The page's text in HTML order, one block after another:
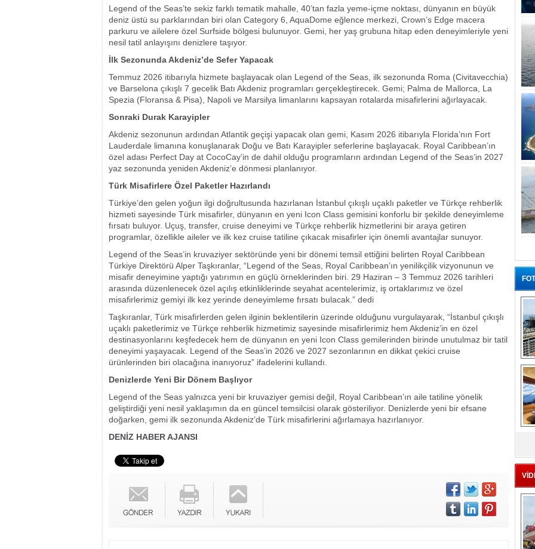
Legend of the Seas’te sekiz farklı tematik mahalle, 40’tan fazla yeme-içme noktası, dünyanın en büyük
deniz üstü su parklarından biri olan Category 6, AquaDome eğlence merkezi, Crown’s Edge macera
parkuru ve ailelere özel Surfside bölgesi bulunuyor. Gemi, her yaş grubuna hitap eden deneyimleriyle yeni
nesil tatil anlayışını denizlere taşıyor.
İlk Sezonunda Akdeniz’de Sefer Yapacak
Temmuz 2026 itibarıyla hizmete başlayacak olan Legend of the Seas, ilk sezonunda Roma (Civitavecchia)
ve Barselona çıkışlı 7 gecelik Batı Akdeniz programları gerçekleştirecek. Gemi; Palma de Mallorca, La
Spezia (Floransa & Pisa), Napoli ve Marsilya limanlarını kapsayan rotalarda misafirlerini ağırlayacak.
Sonraki Durak Karayipler
Akdeniz sezonunun ardından Atlantik geçişi yapacak olan gemi, Kasım 2026 itibarıyla Florida’nın Fort
Lauderdale limanına konuşlanarak Doğu ve Batı Karayipler seferlerine başlayacak. Royal Caribbean’ın
özel adası Perfect Day at CocoCay’in de dahil olduğu programların ardından Legend of the Seas’in 2027
yaz sezonunda yeniden Akdeniz’e dönmesi planlanıyor.
Türk Misafirlere Özel Paketler Hazırlandı
Türkiye’den gelen yoğun ilgi doğrultusunda hazırlanan İstanbul çıkışlı uçaklı paketler ve Türkçe rehberlik
hizmeti sayesinde Türk misafirler, dünyanın en yeni Icon Class gemisini konforlu bir şekilde deneyimleme
fırsatı buluyor. Uçuş, transfer, cruise deneyimi ve Türkçe rehberlik hizmetlerini bir araya getiren
programlar, özellikle aileler ve ilk kez cruise tatiline çıkacak misafirler için önemli avantajlar sunuyor.
Legend of the Seas’in kruvaziyer sektöründe yeni bir dönemi temsil ettiğini belirten Royal Caribbean
Türkiye Direktörü Alper Taşkıranlar, “Legend of the Seas, Royal Caribbean’ın yenilikçilik vizyonunun ve
misafir deneyimine yaptığı yatırımın en güçlü örneklerinden biri. 29 Haziran – 3 Temmuz 2026 tarihleri
arasında düzenlenecek özel açılış etkinliklerinde seyahat acentelerimiz, iş ortaklarımız ve özel
misafirlerimiz gemiyi ilk kez yerinde deneyimleme fırsatı bulacak.” dedi
Taşkıranlar, Türk misafirlerden gelen ilginin beklentilerin üzerinde olduğunu vurgulayarak, “İstanbul çıkışlı
uçaklı paketlerimiz ve Türkçe rehberlik hizmetimiz sayesinde misafirlerimiz hem Akdeniz’in en özel
destinasyonlarını keşfedecek hem de dünyanın en yeni Icon Class gemilerinden birinde unutulmaz bir tatil
deneyimi yaşayacak. Legend of the Seas’in 2026 ve 2027 sezonlarının en dikkat çekici cruise
ürünlerinden biri olacağına inanıyoruz” ifadelerini kullandı.
Denizlerde Yeni Bir Dönem Başlıyor
Legend of the Seas yalnızca yeni bir kruvaziyer gemisi değil, Royal Caribbean’ın aile tatiline yönelik
geliştirdiği yeni nesil yaklaşımın da en güncel temsilcisi olarak gösteriliyor. Denizlerde yeni bir efsane
doğarken, gemi ilk sezonunda Akdeniz’de Türk misafirlerini ağırlamaya hazırlanıyor.
DENİZ HABER AJANSI